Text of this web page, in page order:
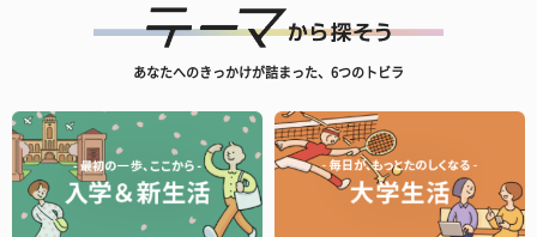
あなたへのきっかけが詰まった、6つのトビラ